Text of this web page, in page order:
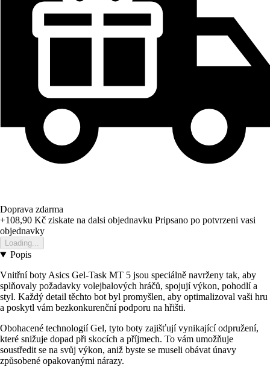
Doprava zdarma
+108,90 Kč ziskate na dalsi objednavku Pripsano po potvrzeni vasi
objednavky
Loading...
Popis
Vnitřní boty Asics Gel-Task MT 5 jsou speciálně navrženy tak, aby
splňovaly požadavky volejbalových hráčů, spojují výkon, pohodlí a
styl. Každý detail těchto bot byl promyšlen, aby optimalizoval vaši hru
a poskytl vám bezkonkurenční podporu na hřišti.
Obohacené technologií Gel, tyto boty zajišťují vynikající odpružení,
které snižuje dopad při skocích a příjmech. To vám umožňuje
soustředit se na svůj výkon, aniž byste se museli obávat únavy
způsobené opakovanými nárazy.